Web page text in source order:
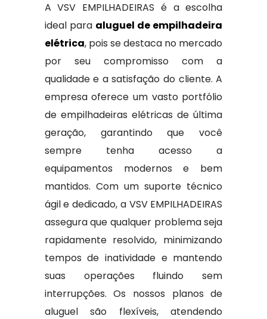
A VSV EMPILHADEIRAS é a escolha
ideal para aluguel de empilhadeira
elétrica, pois se destaca no mercado
por seu compromisso com a
qualidade e a satisfação do cliente. A
empresa oferece um vasto portfólio
de empilhadeiras elétricas de última
geração, garantindo que você
sempre tenha acesso a
equipamentos modernos e bem
mantidos. Com um suporte técnico
ágil e dedicado, a VSV EMPILHADEIRAS
assegura que qualquer problema seja
rapidamente resolvido, minimizando
tempos de inatividade e mantendo
suas operações fluindo sem
interrupções. Os nossos planos de
aluguel são flexíveis, atendendo